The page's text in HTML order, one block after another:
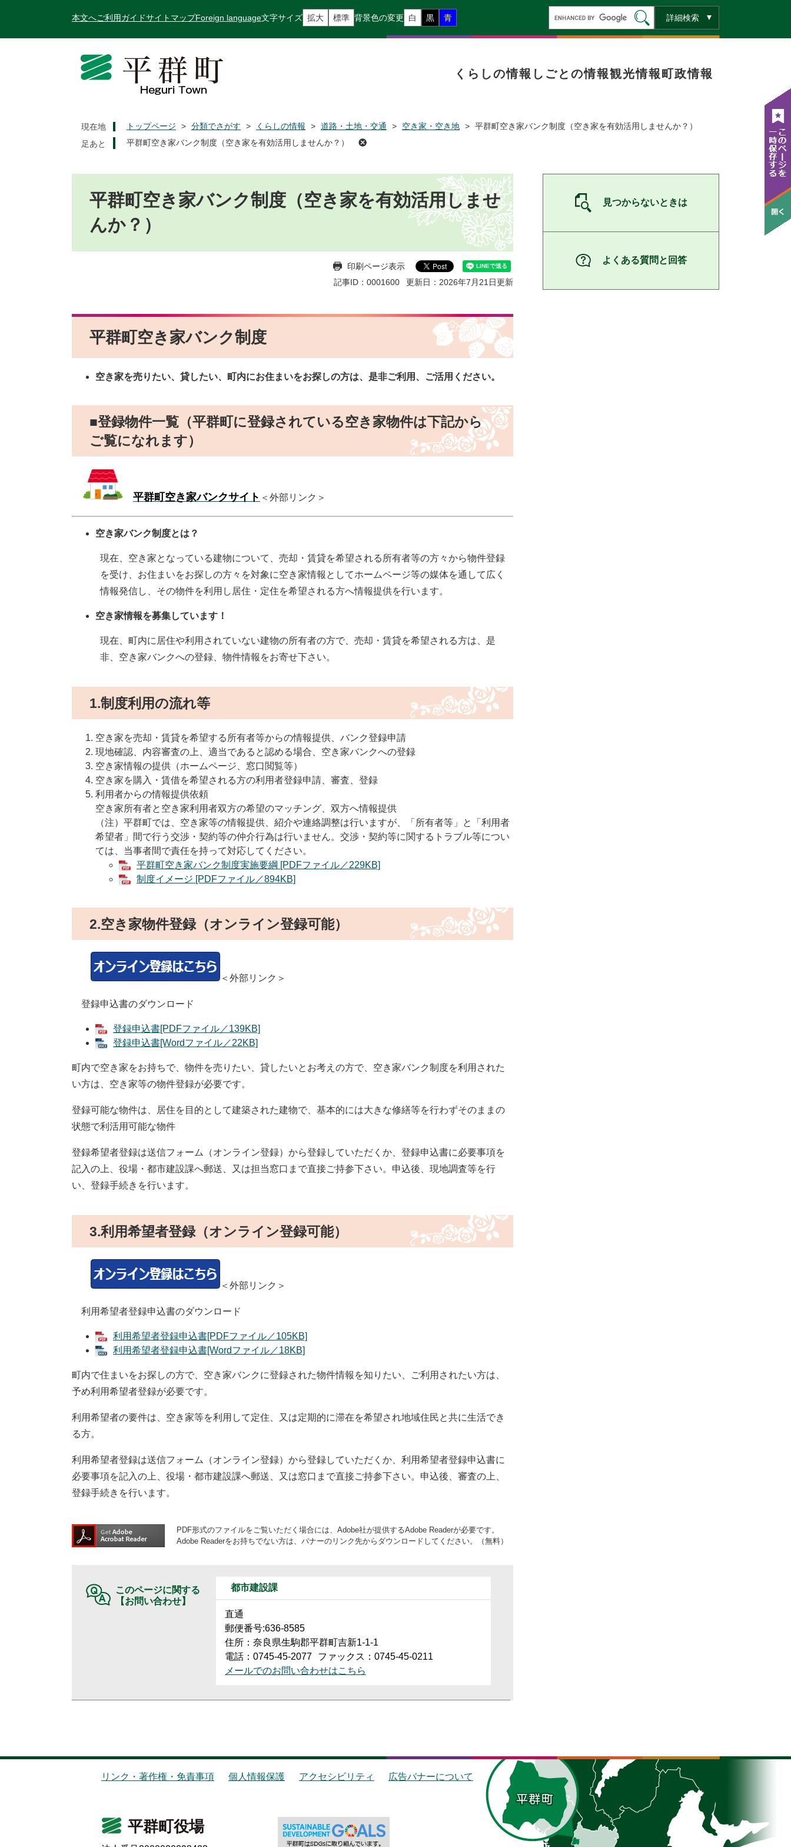
本文へご利用ガイドサイトマップForeign language文字サイズ 拡大 標準 背景色の変更 白 黒 青
ー
ー
詳細検索
くらしの情報 しごとの情報観光情報町政情報
現在地 トップページ > 分類でさがす > くらしの情報 > 道路・土地・交通 > 空き家・空き地 > 平群町空き家バンク制度（空き家を有効活用しませんか？）
平群町空き家バンク制度（空き家を有効活用しませんか？）
平群町空き家バンク制度（空き家を有効活用しませ
んか？）
印刷ページ表示
記事ID：0001600
更新日：2026年7月21日更新
平群町空き家バンク制度
空き家を売りたい、貸したい、町内にお住まいをお探しの方は、是非ご利用、ご活用ください。
■登録物件一覧（平群町に登録されている空き家物件は下記から
ご覧になれます）
平群町空き家バンクサイト ＜外部リンク＞
空き家バンク制度とは？
現在、空き家となっている建物について、売却・賃貸を希望される所有者等の方々から物件登録
を受け、お住まいをお探しの方々を対象に空き家情報としてホームページ等の媒体を通して広く
情報発信し、その物件を利用し居住・定住を希望される方へ情報提供を行います。
空き家情報を募集しています！
現在、町内に居住や利用されていない建物の所有者の方で、売却・賃貸を希望される方は、是
非、空き家バンクへの登録、物件情報をお寄せ下さい。
1.制度利用の流れ等
空き家を売却・賃貸を希望する所有者等からの情報提供、バンク登録申請
現地確認、内容審査の上、適当であると認める場合、空き家バンクへの登録
空き家情報の提供（ホームページ、窓口閲覧等）
空き家を購入・賃借を希望される方の利用者登録申請、審査、登録
利用者からの情報提供依頼
空き家所有者と空き家利用者双方の希望のマッチング、双方へ情報提供
（注）平群町では、空き家等の情報提供、紹介や連絡調整は行いますが、「所有者等」と「利用者
希望者」間で行う交渉・契約等の仲介行為は行いません。交渉・契約等に関するトラブル等につい
ては、当事者間で責任を持って対応してください。
平群町空き家バンク制度実施要綱 [PDFファイル／229KB]
制度イメージ [PDFファイル／894KB]
2.空き家物件登録（オンライン登録可能）
＜外部リンク＞
登録申込書のダウンロード
登録申込書[PDFファイル／139KB]
登録申込書[Wordファイル／22KB]
町内で空き家をお持ちで、物件を売りたい、貸したいとお考えの方で、空き家バンク制度を利用された
い方は、空き家等の物件登録が必要です。
登録可能な物件は、居住を目的として建築された建物で、基本的には大きな修繕等を行わずそのままの
状態で利活用可能な物件
登録希望者登録は送信フォーム（オンライン登録）から登録していただくか、登録申込書に必要事項を
記入の上、役場・都市建設課へ郵送、又は担当窓口まで直接ご持参下さい。申込後、現地調査等を行
い、登録手続きを行います。
3.利用希望者登録（オンライン登録可能）
＜外部リンク＞
利用希望者登録申込書のダウンロード
利用希望者登録申込書[PDFファイル／105KB]
利用希望者登録申込書[Wordファイル／18KB]
町内で住まいをお探しの方で、空き家バンクに登録された物件情報を知りたい、ご利用されたい方は、
予め利用希望者登録が必要です。
利用希望者の要件は、空き家等を利用して定住、又は定期的に滞在を希望され地域住民と共に生活でき
る方。
利用希望者登録は送信フォーム（オンライン登録）から登録していただくか、利用希望者登録申込書に
必要事項を記入の上、役場・都市建設課へ郵送、又は窓口まで直接ご持参下さい。申込後、審査の上、
登録手続きを行います。
PDF形式のファイルをご覧いただく場合には、Adobe社が提供するAdobe Readerが必要です。
Adobe Readerをお持ちでない方は、バナーのリンク先からダウンロードしてください。（無料）
このページに関する
【お問い合わせ】
都市建設課
直通
郵便番号:636-8585
住所：奈良県生駒郡平群町吉新1-1-1
電話：0745-45-2077
ファックス：0745-45-0211
メールでのお問い合わせはこちら
見つからないときは
よくある質問と回答
リンク・著作権・免責事項 個人情報保護 アクセシビリティ 広告バナーについて
平群町役場